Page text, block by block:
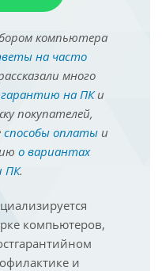
компьютера
на часто
много
на ПКи
покупателей,
способы оплатыи
о вариантах
ПК.
компьютеров,
и